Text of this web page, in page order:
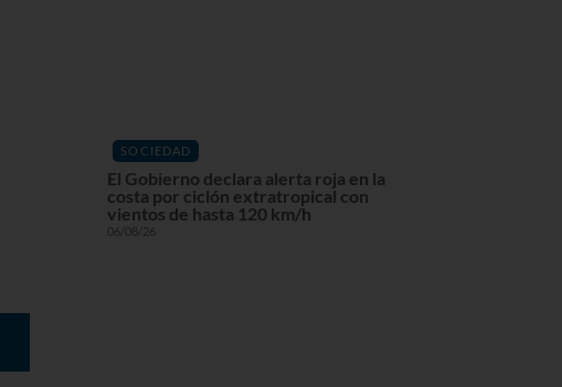
SOCIEDAD
El Gobierno declara alerta roja en la
costa por ciclón extratropical con
vientos de hasta 120 km/h
06/08/26